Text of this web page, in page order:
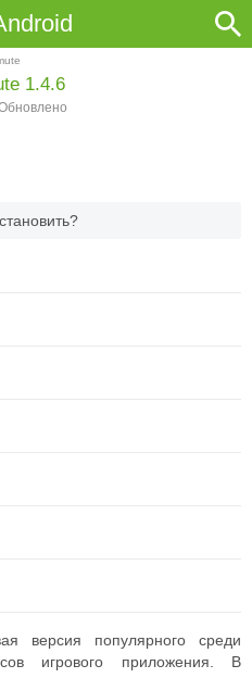
1.4.6
версия популярного среди
игрового приложения. В